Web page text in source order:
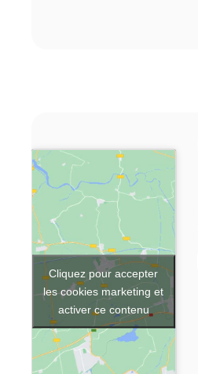
Cliquez pour accepter
les cookies marketing et
activer ce contenu